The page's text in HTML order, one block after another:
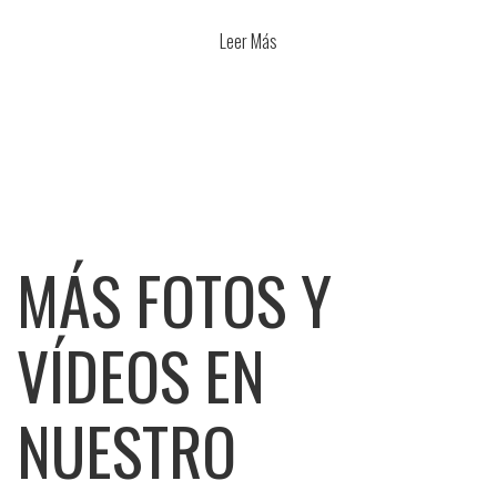
Leer Más
MÁS FOTOS Y
VÍDEOS EN
NUESTRO